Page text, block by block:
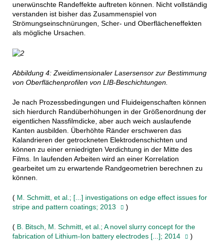
unerwünschte Randeffekte auftreten können. Nicht vollständig
verstanden ist bisher das Zusammenspiel von
Strömungseinschnürungen, Scher- und Oberflächeneffekten
als mögliche Ursachen.
Abbildung 4: Zweidimensionaler Lasersensor zur Bestimmung
von Oberflächenprofilen von LIB-Beschichtungen.
Je nach Prozessbedingungen und Fluideigenschaften können
sich hierdurch Randüberhöhungen in der Größenordnung der
eigentlichen Nassfilmdicke, aber auch weich auslaufende
Kanten ausbilden. Überhöhte Ränder erschweren das
Kalandrieren der getrockneten Elektrodenschichten und
können zu einer erniedrigten Verdichtung in der Mitte des
Films. In laufenden Arbeiten wird an einer Korrelation
gearbeitet um zu erwartende Randgeometrien berechnen zu
können.
( M. Schmitt, et al.; [...] investigations on edge effect issues for
stripe and pattern coatings; 2013
)
(B. Bitsch, M. Schmitt, et al.; A novel slurry concept for the
fabrication of Lithium-Ion battery electrodes [...]; 2014
)